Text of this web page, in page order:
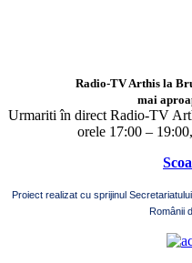
Radio-TV Arthis la
mai
Urmariti în direct Radio-TV
orele 17:00 –
Proiect realizat cu sprijinul
Românii